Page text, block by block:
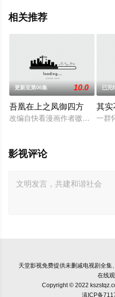
相关推荐
更新至第06集 10.0
吾凰在上之凤御四方
改编自快看漫画作者嗷小泽的
已完
其实
一群
影视评论
天堂影视免费提供未删减电视剧全集
在线
Copyright © 2022
滇ICP备